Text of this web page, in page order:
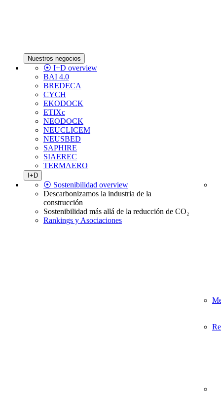
Nuestros negocios
⦿ I+D overview
BAI 4.0
BREDECA
CYCH
EKODOCK
ETIXc
NEODOCK
NEUCLICEM
NEUSBED
SAPHIRE
SIAEREC
TERMAERO
I+D
⦿ Sostenibilidad overview
Descarbonizamos la industria de la
construcción
Sostenibilidad más allá de la reducción de CO₂
Rankings y Asociaciones